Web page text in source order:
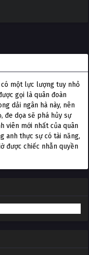
một lực lượng tuy nhỏ
gọi là quân đoàn
dải ngân hà này, nên
đe dọa sẽ phá hủy sự
viên mới nhất của quân
anh thực sự có tài năng,
được chiếc nhẫn quyền